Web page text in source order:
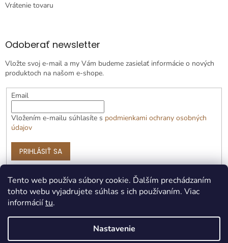
Tento web používa súbory cookie. Ďalším prechádzaním
tohto webu vyjadrujete súhlas s ich používaním. Viac
informáciítu.
Nastavenie
Vrátenie tovaru
Odoberať newsletter
Vložte svoj e-mail a my Vám budeme zasielať informácie o nových
produktoch na našom e-shope.
Email
Vložením e-mailu súhlasíte s podmienkami ochrany osobných
údajov
PRIHLÁSIŤ SA
Vytvoril Shoptet Premium